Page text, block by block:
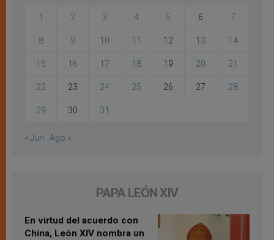
1 2 3 4 5 6 7
8 9 10 11 12 13 14
15 16 17 18 19 20 21
22 23 24 25 26 27 28
29 30 31
« Jun Ago »
PAPA LEÓN XIV
En virtud del acuerdo con
China, León XIV nombra un